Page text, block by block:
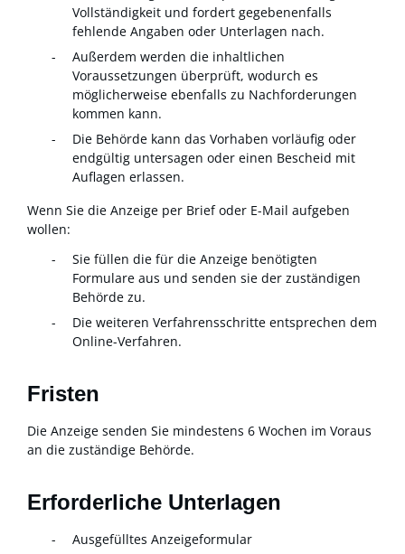
Vollständigkeit und fordert gegebenenfalls
fehlende Angaben oder Unterlagen nach.
Außerdem werden die inhaltlichen
Voraussetzungen überprüft, wodurch es
möglicherweise ebenfalls zu Nachforderungen
kommen kann.
Die Behörde kann das Vorhaben vorläufig oder
endgültig untersagen oder einen Bescheid mit
Auflagen erlassen.
Wenn Sie die Anzeige per Brief oder E-Mail aufgeben
wollen:
Sie füllen die für die Anzeige benötigten
Formulare aus und senden sie der zuständigen
Behörde zu.
Die weiteren Verfahrensschritte entsprechen dem
Online-Verfahren.
Fristen
Die Anzeige senden Sie mindestens 6 Wochen im Voraus
an die zuständige Behörde.
Erforderliche Unterlagen
Ausgefülltes Anzeigeformular